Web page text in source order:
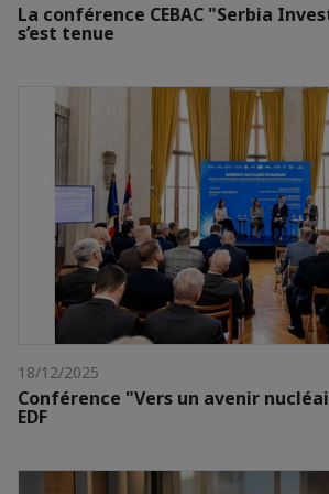
La conférence CEBAC "Serbia
s’est tenue
18/12/2025
Conférence "Vers un avenir
EDF